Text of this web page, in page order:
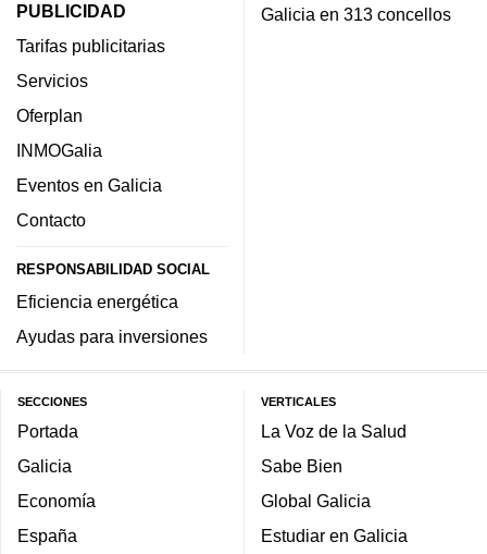
PUBLICIDAD
Tarifas publicitarias
Servicios
Oferplan
INMOGalia
Eventos en Galicia
Contacto
RESPONSABILIDAD SOCIAL
Eficiencia energética
Ayudas para inversiones
Galicia en 313 concellos
SECCIONES
Portada
Galicia
Economía
España
VERTICALES
La Voz de la Salud
Sabe Bien
Global Galicia
Estudiar en Galicia